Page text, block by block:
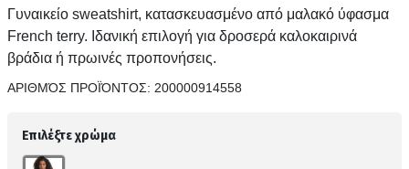
Γυναικείο sweatshirt, κατασκευασμένο από μαλακό ύφασμα
French terry. Ιδανική επιλογή για δροσερά καλοκαιρινά
βράδια ή πρωινές προπονήσεις.
ΑΡΙΘΜΌΣ ΠΡΟΪΌΝΤΟΣ: 200000914558
Επιλέξτε χρώμα